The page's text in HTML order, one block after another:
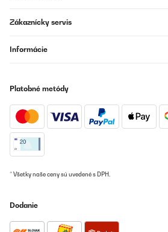
Zákaznícky servis
Informácie
Platobné metódy
* Všetky naše ceny sú uvedené s DPH.
Dodanie